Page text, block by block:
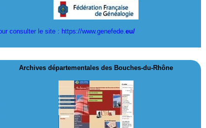
consulter le site : https://www.genefede.eu/
Archives départementales des Bouches-du-Rhône